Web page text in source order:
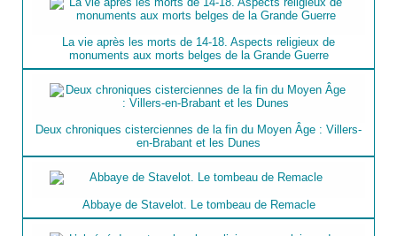
La vie après les morts de 14-18. Aspects religieux de
monuments aux morts belges de la Grande Guerre
Deux chroniques cisterciennes de la fin du Moyen Âge : Villers-
en-Brabant et les Dunes
Abbaye de Stavelot. Le tombeau de Remacle